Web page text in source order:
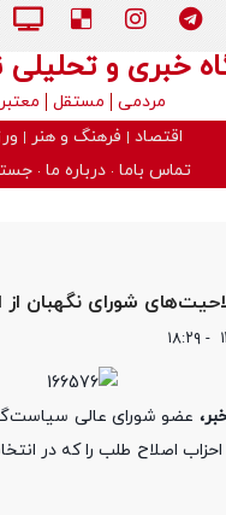
خبری و
مردمی مستقل
معتبر
اقتصاد
فرهنگ و هنر
تماس باما درباره ما
- ۱۸:۲۹
شورای نگهبان
عضو شورای عالی
احزاب اصلاح طلب را که در